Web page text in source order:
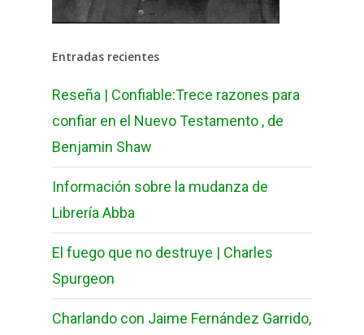
Entradas recientes
Reseña | Confiable:Trece razones para
confiar en el Nuevo Testamento , de
Benjamin Shaw
Información sobre la mudanza de
Librería Abba
El fuego que no destruye | Charles
Spurgeon
Charlando con Jaime Fernández Garrido,